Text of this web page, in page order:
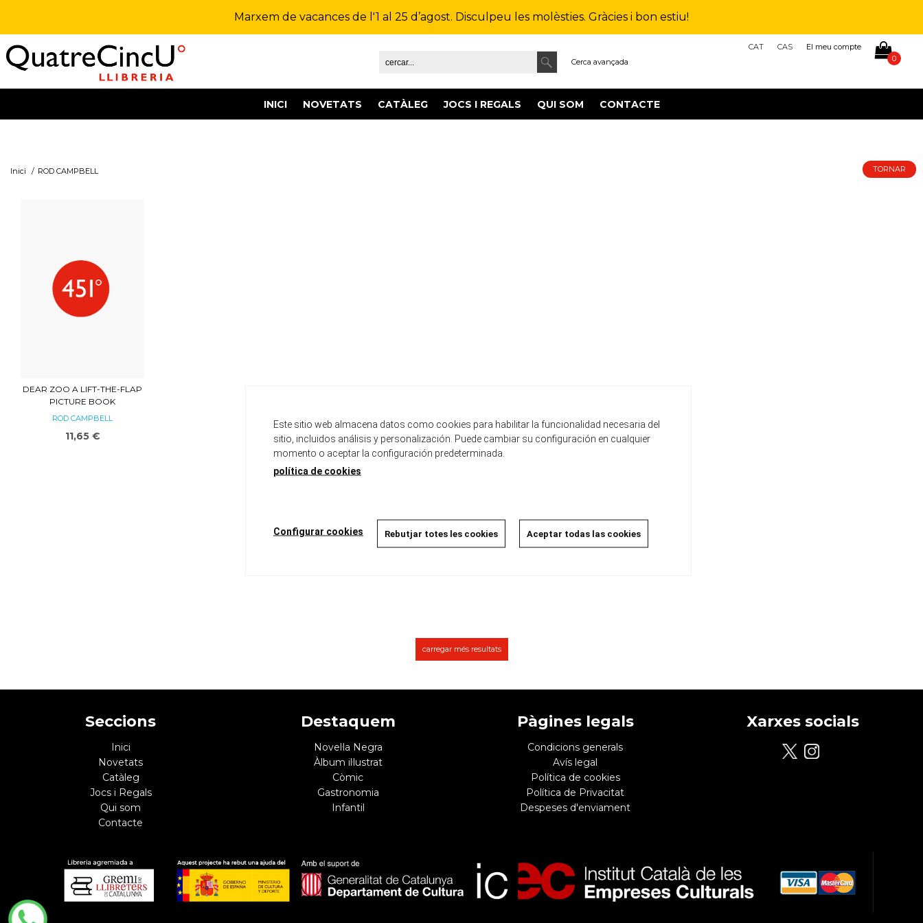
Marxem de vacances de l'1 al 25 d’agost. Disculpeu les molèsties. Gràcies i bon estiu!
CAT CAS
El meu compte
0
INICI NOVETATS CATÀLEG JOCS I REGALS QUI SOM CONTACTE
Cerca avançada
Inici / ROD CAMPBELL TORNAR
DEAR ZOO A LIFT-THE-FLAP
PICTURE BOOK
ROD CAMPBELL
11,65 €
carregar més resultats
Seccions
Inici
Novetats
Catàleg
Jocs i Regals
Qui som
Contacte
Destaquem
Novel·la Negra
Àlbum il·lustrat
Còmic
Gastronomia
Infantil
Pàgines legals
Condicions generals
Avís legal
Política de cookies
Política de Privacitat
Despeses d'enviament
Xarxes socials
Este sitio web almacena datos como cookies para habilitar la funcionalidad necesaria del
sitio, incluidos análisis y personalización. Puede cambiar su configuración en cualquier
momento o aceptar la configuración predeterminada.
política de cookies
Configurar cookies Rebutjar totes les cookies Aceptar todas las cookies